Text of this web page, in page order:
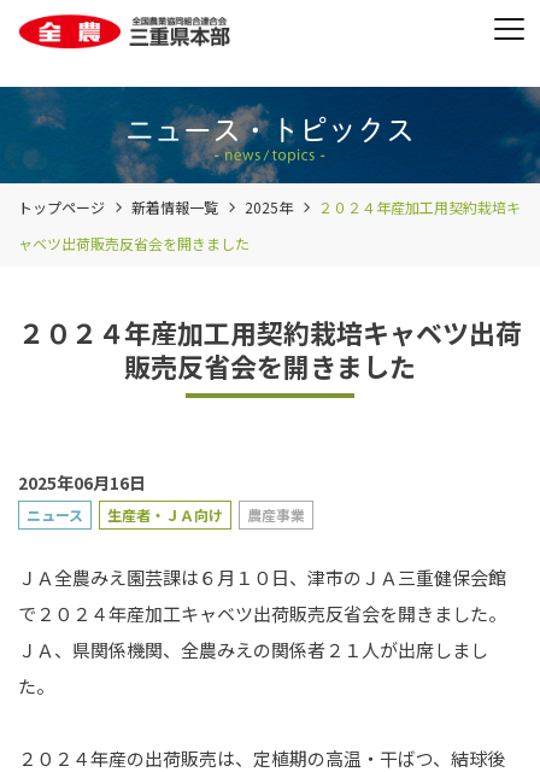
トップページ 新着情報一覧 2025年
２０２４年産加工用契約栽培キ
ャベツ出荷販売反省会を開きました
２０２４年産加工用契約栽培キャベツ出荷
販売反省会を開きました
2025年06月16日
ニュース 生産者・ＪＡ向け 農産事業
ＪＡ全農みえ園芸課は６月１０日、津市のＪＡ三重健保会館
で２０２４年産加工キャベツ出荷販売反省会を開きました。
ＪＡ、県関係機関、全農みえの関係者２１人が出席しまし
た。
２０２４年産の出荷販売は、定植期の高温・干ばつ、結球後